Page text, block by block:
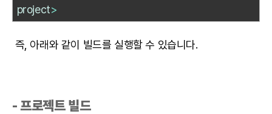
project>
즉, 아래와 같이 빌드를 실행할 수 있습니다.
-프로젝트빌드